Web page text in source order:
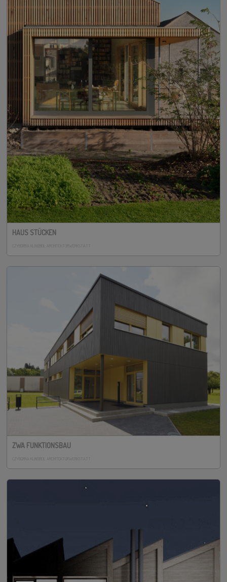
HAUS STÜCKEN
CZYBORRA KLINGBEIL ARCHITEKTURWERKSTATT
ZWA FUNKTIONSBAU
CZYBORRA KLINGBEIL ARCHITEKTURWERKSTATT